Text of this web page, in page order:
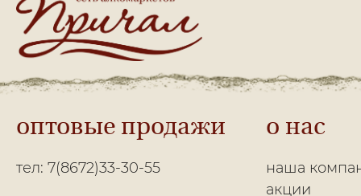
оптовые продажи
тел: 7(8672)33-30-55
о нас
наша
акции